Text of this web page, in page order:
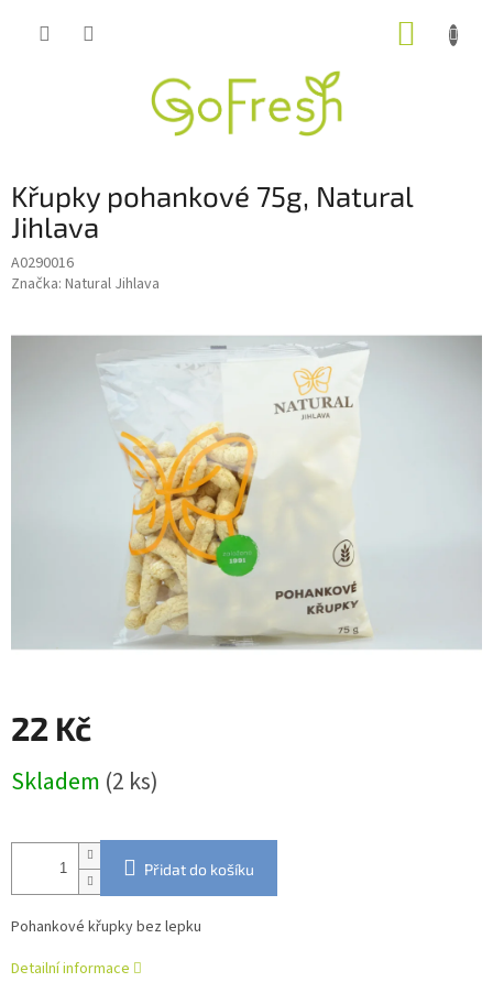
Křupky pohankové 75g, Natural
Jihlava
A0290016
Značka: Natural Jihlava
22 Kč
cena:
Skladem (2 ks)
Přidat do košíku
Pohankové křupky bez lepku
Detailní informace